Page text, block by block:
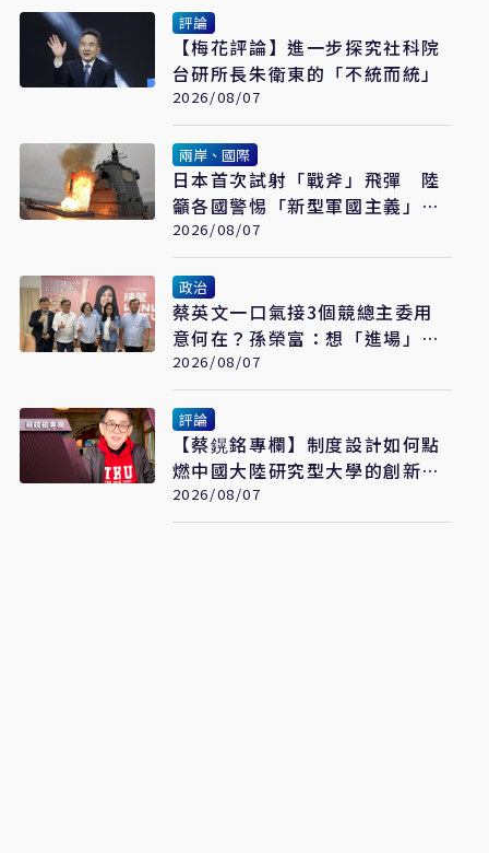
評論
【梅花評論】進一步探究社科院
台研所長朱衛東的「不統而統」
2026/08/07
兩岸、國際
日本首次試射「戰斧」飛彈 陸
籲各國警惕「新型軍國主義」發
展
2026/08/07
政治
蔡英文一口氣接3個競總主委用
意何在？孫榮富：想「進場」接
黨主席
2026/08/07
評論
【蔡鎤銘專欄】制度設計如何點
燃中國大陸研究型大學的創新引
擎
2026/08/07